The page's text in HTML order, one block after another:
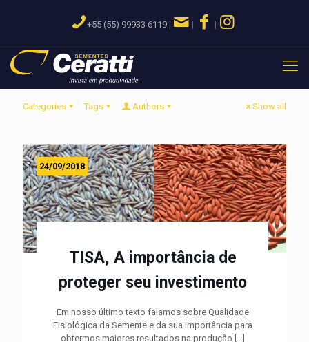
+55 (55) 99933 6119 | | |
Categories Tags Authors Show all
24/09/2018
TISA, A importância de
proteger seu investimento
Em nosso último texto falamos sobre Qualidade
Fisiológica da Semente e da sua importância para
obtermos maiores resultados na produção […]